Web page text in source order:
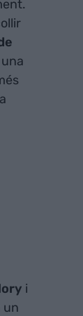
i
un